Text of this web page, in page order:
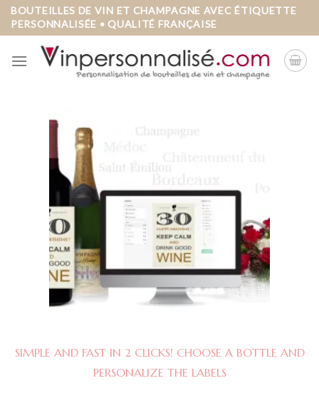
SkipBOUTEILLES DE VIN ET CHAMPAGNE AVEC ÉTIQUETTE
PERSONNALISÉE • QUALITÉ FRANÇAISE
SIMPLE AND FAST IN 2 CLICKS! CHOOSE A BOTTLE AND
PERSONALIZE THE LABELS